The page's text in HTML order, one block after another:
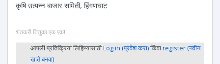
कृषि उत्पन्न बाजार समिती, हिंगणघाट
शेतकरी तितुका एक एक!
आपली प्रतिक्रिया लिहिण्यासाठीLog in (प्रवेश करा)किंवाregister (नवीन
खाते बनवा)